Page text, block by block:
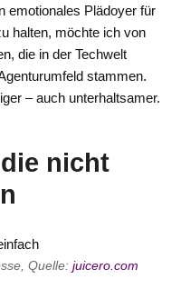
emotionales Plädoyer für
halten, möchte ich von
die in der Techwelt
stammen.
– auch unterhaltsamer.
nicht
Quelle: juicero.com